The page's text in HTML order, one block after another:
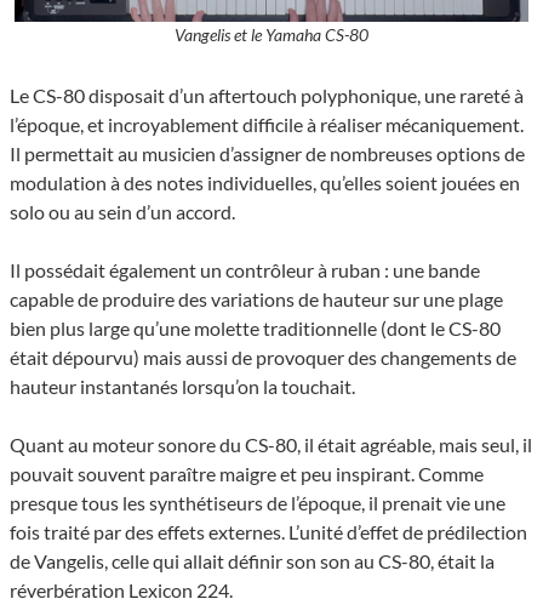
Vangelis et le Yamaha CS-80
Le CS-80 disposait d’un aftertouch polyphonique, une rareté à
l’époque, et incroyablement difficile à réaliser mécaniquement.
Il permettait au musicien d’assigner de nombreuses options de
modulation à des notes individuelles, qu’elles soient jouées en
solo ou au sein d’un accord.
Il possédait également un contrôleur à ruban : une bande
capable de produire des variations de hauteur sur une plage
bien plus large qu’une molette traditionnelle (dont le CS-80
était dépourvu) mais aussi de provoquer des changements de
hauteur instantanés lorsqu’on la touchait.
Quant au moteur sonore du CS-80, il était agréable, mais seul, il
pouvait souvent paraître maigre et peu inspirant. Comme
presque tous les synthétiseurs de l’époque, il prenait vie une
fois traité par des effets externes. L’unité d’effet de prédilection
de Vangelis, celle qui allait définir son son au CS-80, était la
réverbération Lexicon 224.